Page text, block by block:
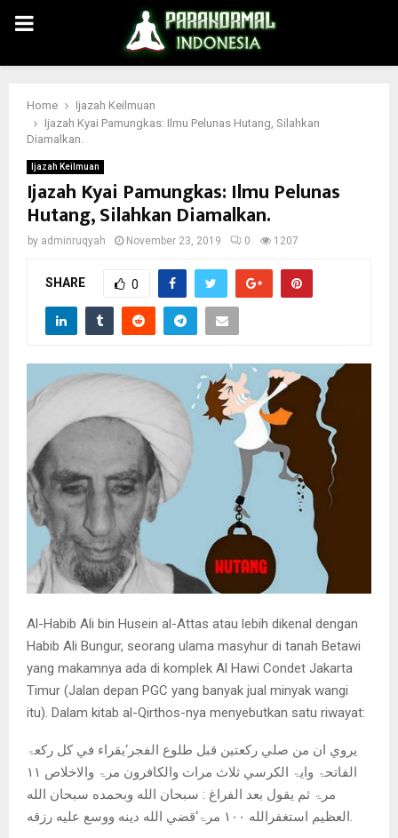
PRIMARY
MENU
Home
Ijazah Keilmuan
Ijazah Kyai Pamungkas: Ilmu Pelunas Hutang, Silahkan
Diamalkan.
Ijazah Keilmuan
Ijazah Kyai Pamungkas: Ilmu Pelunas
Hutang, Silahkan Diamalkan.
by adminruqyah November 23, 2019 0 1207
SHARE 0
Al-Habib Ali bin Husein al-Attas atau lebih dikenal dengan
Habib Ali Bungur, seorang ulama masyhur di tanah Betawi
yang makamnya ada di komplek Al Hawi Condet Jakarta
Timur (Jalan depan PGC yang banyak jual minyak wangi
itu). Dalam kitab al-Qirthos-nya menyebutkan satu riwayat:
يروي ان من صلي ركعتين قبل طلوع الفجر‘يقراء في كل ركعۃ
الفاتحۃ وايۃ الكرسي ثلاث مرات والكافرون مرۃ والاخلاص ۱۱
مرۃ ثم يقول بعد الفراغ : سبحان الله وبحمده سبحان الله
العظيم استغفرالله ۱۰۰ مرۃ‘قضي الله دينه ووسع عليه رزقه.